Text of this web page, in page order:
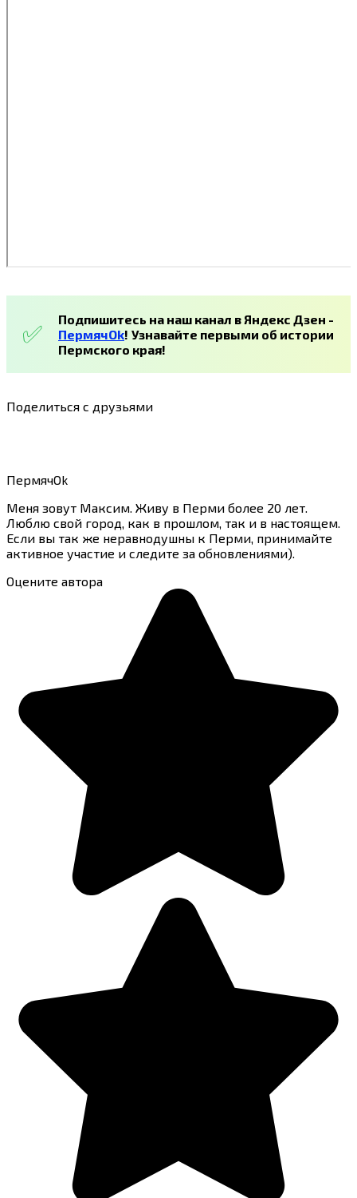
Подпишитесь на наш канал в Яндекс Дзен -
ПермячOk! Узнавайте первыми об истории
Пермского края!
Поделиться с друзьями
ПермячOk
Меня зовут Максим. Живу в Перми более 20 лет.
Люблю свой город, как в прошлом, так и в настоящем.
Если вы так же неравнодушны к Перми, принимайте
активное участие и следите за обновлениями).
Оцените автора